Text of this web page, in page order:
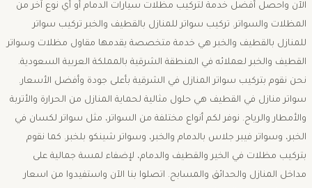
الآن واحصل أفضل خدمة لتركيب مظلات سيارات الدمام أو أي نوع آخر من
المظلات والسواتر. تركيب سواتر للمنازل بالقطيف والخبر تركيب سواتر
للمنازل بالقطيف والخبر هي خدمة متخصصة يقدمها مقاول مظلات وسواتر
القطيف والخبر لعملائه في المنطقة الشرقية بالمملكة العربية السعودية.
نحن نقوم بتركيب سواتر المنازل في الشرقية بأعلى جودة وأفضل الأسعار.
سواتر منازل في القطيف هي حلول مثالية لحماية المنازل من الحرارة والأتربة
والأمطار والرياح. نوفر لكم أنواع مختلفة من السواتر، مثل سواتر لكسان في
الخبر، وسواتر فيبر جلاس بالدمام والخبر، وسواتر شينكو بلخبر. كما نقوم
بتركيب مظلات في الخير والقطيف والدمام، لإضفاء لمسة جمالية على
مداخل المنازل والحدائق والمسابح. اتصلوا بنا الآن واستفيدوا من اسعار